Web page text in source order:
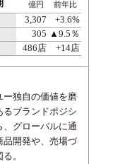
億円 前年比
3,307
+3.6%
305 ▲9.5％
486店 +14店
ー独自の価値を磨
るブランドポジシ
、グローバルに通
品開発や、売場づ
。